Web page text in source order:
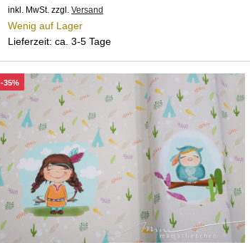
inkl. MwSt. zzgl. Versand
Wenig auf Lager
Lieferzeit: ca. 3-5 Tage
-35%